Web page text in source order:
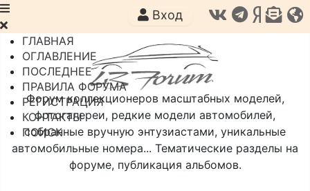
Форум коллекционеров масштабных моделей,
фотогалереи, редкие модели автомобилей,
собранные вручную энтузиастами, уникальные
автомобильные номера... Тематические разделы на
форуме, публикация альбомов.
Вход
ГЛАВНАЯ
ОГЛАВЛЕНИЕ
ПОСЛЕДНЕЕ
ПРАВИЛА ФОРУМА
РЕГИСТРАЦИЯ
КОНТАКТЫ
ПОИСК